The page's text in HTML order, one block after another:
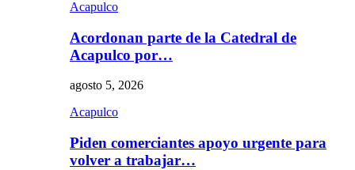
Acapulco
Acordonan parte de la Catedral de
Acapulco por…
agosto 5, 2026
Acapulco
Piden comerciantes apoyo urgente para
volver a trabajar…